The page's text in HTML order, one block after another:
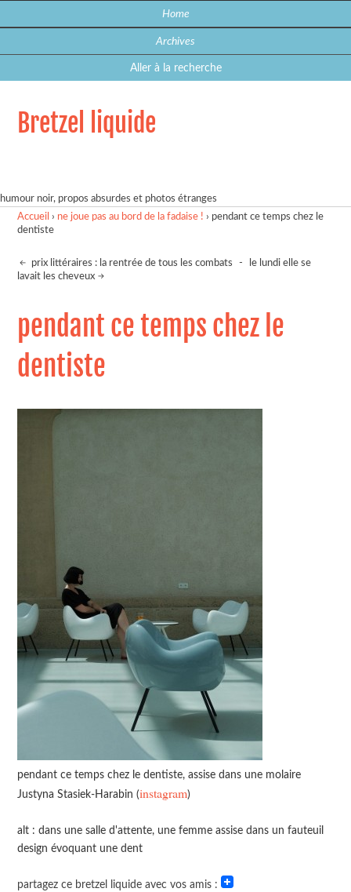
Home
Archives
Aller à la recherche
Bretzel liquide
humour noir, propos absurdes et photos étranges
Accueil › ne joue pas au bord de la fadaise ! › pendant ce temps chez le
dentiste
prix littéraires : la rentrée de tous les combats -
le lundi elle se
lavait les cheveux
pendant ce temps chez le
dentiste
pendant ce temps chez le dentiste, assise dans une molaire
Justyna Stasiek-Harabin (instagram)
alt : dans une salle d'attente, une femme assise dans un fauteuil
design évoquant une dent
partagez ce bretzel liquide avec vos amis :